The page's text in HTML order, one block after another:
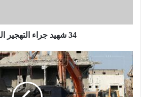
34 شهيد جراء التهجير القسري